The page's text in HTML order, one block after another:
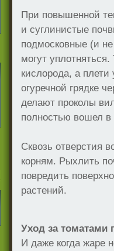
При повышенной
и суглинистые
подмосковные (и
могут
кислорода, а
огуречной грядке
делают проколы
полностью вошел
Сквозь отверстия
корням. Рыхлить
повредить
растений.
Уход за томатами
И даже когда жаре